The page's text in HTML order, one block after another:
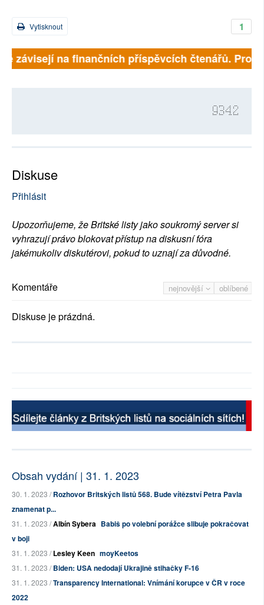
1
Vytisknout
závisejí na finančních příspěvcích čtenářů.
9342
Diskuse
Přihlásit
Upozorňujeme, že Britské listy jako soukromý server si
vyhrazují právo blokovat přístup na diskusní fóra
jakémukoliv diskutérovi, pokud to uznají za důvodné.
nejnovější oblíbené
Komentáře
Diskuse je prázdná.
Obsah vydání | 31. 1. 2023
30. 1. 2023 /Rozhovor Britských listů 568. Bude vítězství Petra Pavla
znamenat p...
31. 1. 2023 /Albín Sybera Babiš po volební porážce slibuje pokračovat
v boji
31. 1. 2023 /Lesley Keen moyKeetos
31. 1. 2023 /Biden: USA nedodají Ukrajině stihačky F-16
31. 1. 2023 /Transparency International: Vnímání korupce v ČR v roce
2022